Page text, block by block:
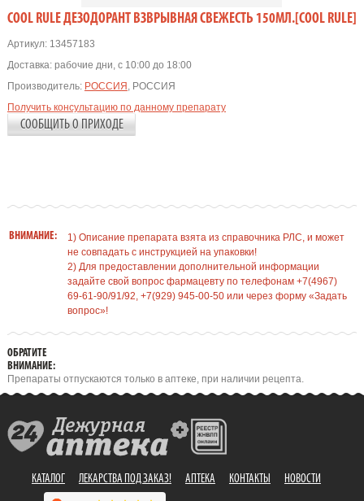
COOL RULE ДЕЗОДОРАНТ ВЗВРЫВНАЯ СВЕЖЕСТЬ 150МЛ.[COOL RULE]
Артикул:13457183
Доставка: рабочие дни, с 10:00 до 18:00
Производитель: РОССИЯ , РОССИЯ
Получить консультацию по данному препарату
СООБЩИТЬ О ПРИХОДЕ
ВНИМАНИЕ:
1) Описание препарата взята из справочника РЛС, и может
не совпадать с инструкцией на упаковки!
2) Для предоставлении дополнительной информации
задайте свой вопрос фармацевту по телефонам +7(4967)
69-61-90/91/92, +7(929) 945-00-50 или через форму «Задать
вопрос»!
ОБРАТИТЕ
ВНИМАНИЕ:
Препараты отпускаются только в аптеке, при наличии рецепта.
КАТАЛОГ ЛЕКАРСТВА ПОД ЗАКАЗ! АПТЕКА КОНТАКТЫ НОВОСТИ